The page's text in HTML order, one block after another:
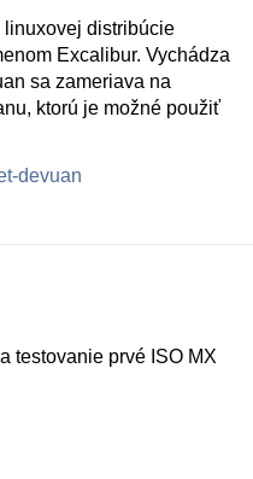
linuxovej distribúcie
Excalibur. Vychádza
sa zameriava na
ktorú je možné použiť
devuan
testovanie prvé ISO MX